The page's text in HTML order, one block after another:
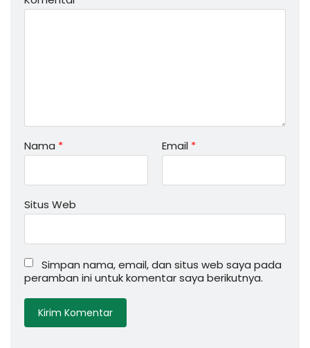
Nama * Email *
Situs Web
Simpan nama, email, dan situs web saya pada
peramban ini untuk komentar saya berikutnya.